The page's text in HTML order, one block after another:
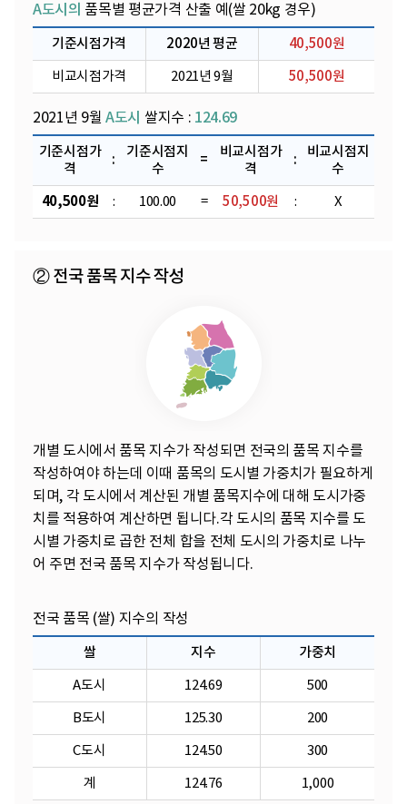
A도시의 품목별 평균가격 산출 예(쌀 20kg 경우)
기준시점가격 2020년 평균 40,500원
비교시점가격 2021년 9월 50,500원
2021년 9월A도시 쌀지수 : 124.69
기준시점가
격
:
기준시점지
수
=
비교시점가
격
:
비교시점지
수
40,500원 : 100.00 = 50,500원 : X
② 전국 품목 지수 작성
개별 도시에서 품목 지수가 작성되면 전국의 품목 지수를
작성하여야 하는데 이때 품목의 도시별 가중치가 필요하게
되며, 각 도시에서 계산된 개별 품목지수에 대해 도시가중
치를 적용하여 계산하면 됩니다.각 도시의 품목 지수를 도
시별 가중치로 곱한 전체 합을 전체 도시의 가중치로 나누
어 주면 전국 품목 지수가 작성됩니다.
전국 품목 (쌀) 지수의 작성
쌀 지수 가중치
A도시 124.69 500
B도시 125.30 200
C도시 124.50 300
계 124.76 1,000